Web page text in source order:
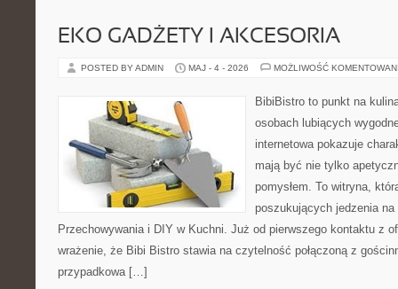
EKO GADŻETY I AKCESORIA
POSTED BY ADMIN MAJ - 4 - 2026 MOŻLIWOŚĆ
BibiBistro to punkt na
osobach lubiących
internetowa pokazuje
mają być nie tylko
pomysłem. To witryna,
poszukujących jedzenia
Przechowywania i DIY w Kuchni. Już od pierwszego kontaktu z
wrażenie, że Bibi Bistro stawia na czytelność połączoną z
przypadkowa […]